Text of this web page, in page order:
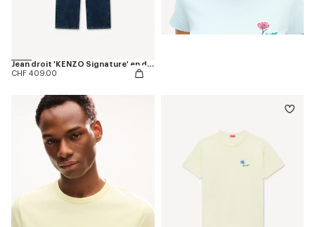
Jean droit 'KENZO Signature' en denim japonais
CHF 409.00